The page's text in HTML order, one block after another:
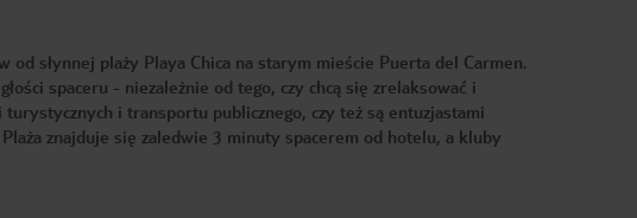
słynnej plaży Playa Chica na starym mieście Puerta del Carmen.
spaceru - niezależnie od tego, czy chcą się zrelaksować i
i transportu publicznego, czy też są entuzjastami
znajduje się zaledwie 3 minuty spacerem od hotelu, a kluby